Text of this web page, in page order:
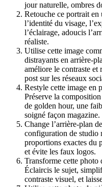
jour naturelle, ombres
Retouche ce portrait
l’identité du visage,
l’éclairage, adoucis
réaliste.
Utilise cette image
distrayants en arrière-
améliore le contraste et
post sur les réseaux
Restyle cette image en
Préserve la
de golden hour, une
soigné façon magazine.
Change l’arrière-plan
configuration de studio
proportions exactes du
et évite les faux logos.
Transforme cette
Éclaircis le sujet,
contraste visuel, et